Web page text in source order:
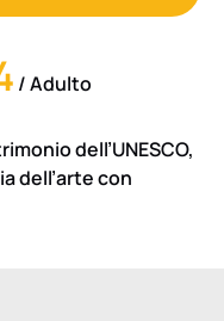
/ Adulto
dell’UNESCO,
dell’arte con